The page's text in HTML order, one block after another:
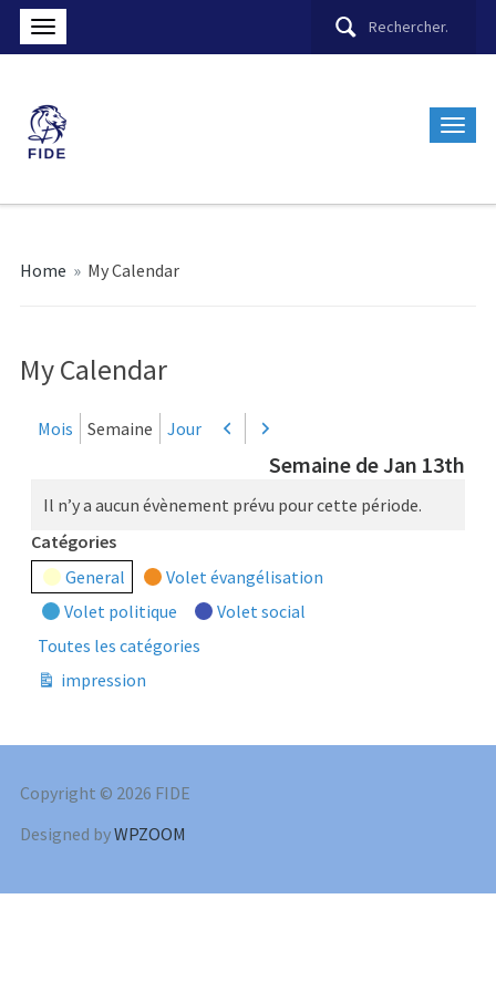
Home » My Calendar
My Calendar
Mois Semaine Jour Précédent
Suivant
Semaine de Jan 13th
Il n’y a aucun évènement prévu pour cette période.
Catégories
General
Volet évangélisation
Volet politique
Volet social
Toutes les catégories
Vue
impression
Copyright © 2026 FIDE
Designed byWPZOOM